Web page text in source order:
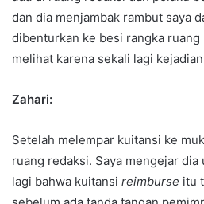
dan dia menjambak rambut saya
dibenturkan ke besi rangka ruang
melihat karena sekali lagi
Zahari:
Setelah melempar kuitansi ke
ruang redaksi. Saya mengejar
lagi bahwa kuitansi reimburse itu